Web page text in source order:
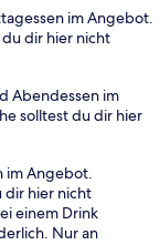
im Angebot.
dir hier nicht
Abendessen im
solltest du dir hier
im Angebot.
dir hier nicht
einem Drink
Nur an